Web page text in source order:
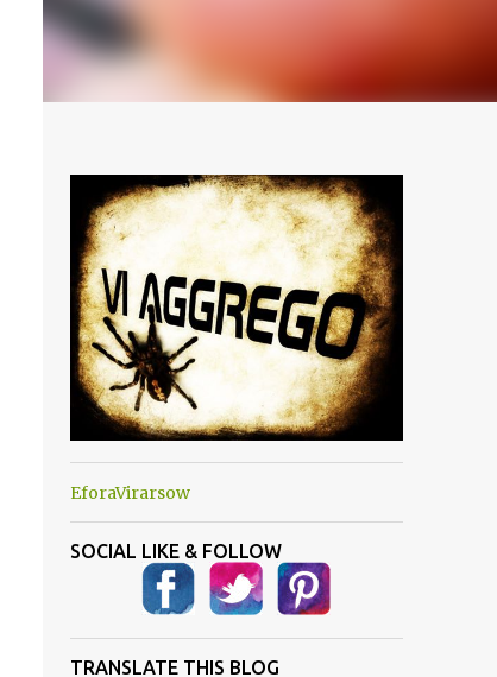
EforaVirarsow
SOCIAL LIKE & FOLLOW
TRANSLATE THIS BLOG